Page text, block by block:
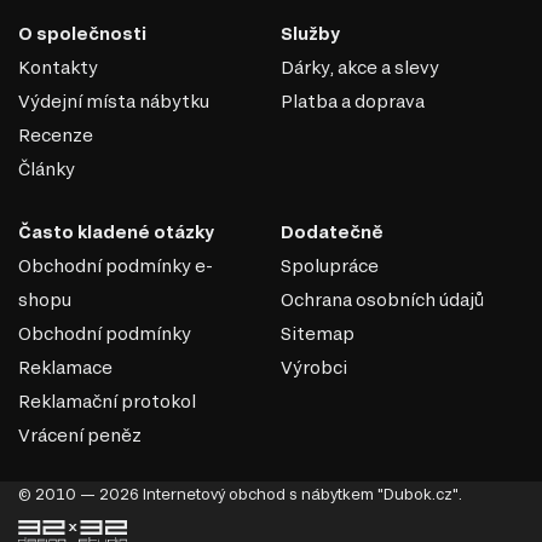
tlumiče, které zajišťují automatické plynulé zavírání, nebo systémy
push-to-open, které otevírají zásuvku stisknutím.
Telescopické plně výsuvné vedení je ideální pro případy,
kdy je potřebný maximální přístup a spolehlivost. Často se
používají v nábytku vyšší třídy.
DŘEVOTŘÍSKA
O společnosti
Kontakty
Výdejní místa nábytku
Recenze
Články
Služby
Dárky, akce a slevy
Platba a doprava
Často kladené otázky
Obchodní podmínky e-
shopu
Obchodní podmínky
Reklamace
Reklamační protokol
Vrácení peněz
Dodatečně
Spolupráce
Ochrana osobních údajů
Sitemap
Výrobci
© 2010 — 2026 Internetový obchod s nábytkem "Dubok.cz".